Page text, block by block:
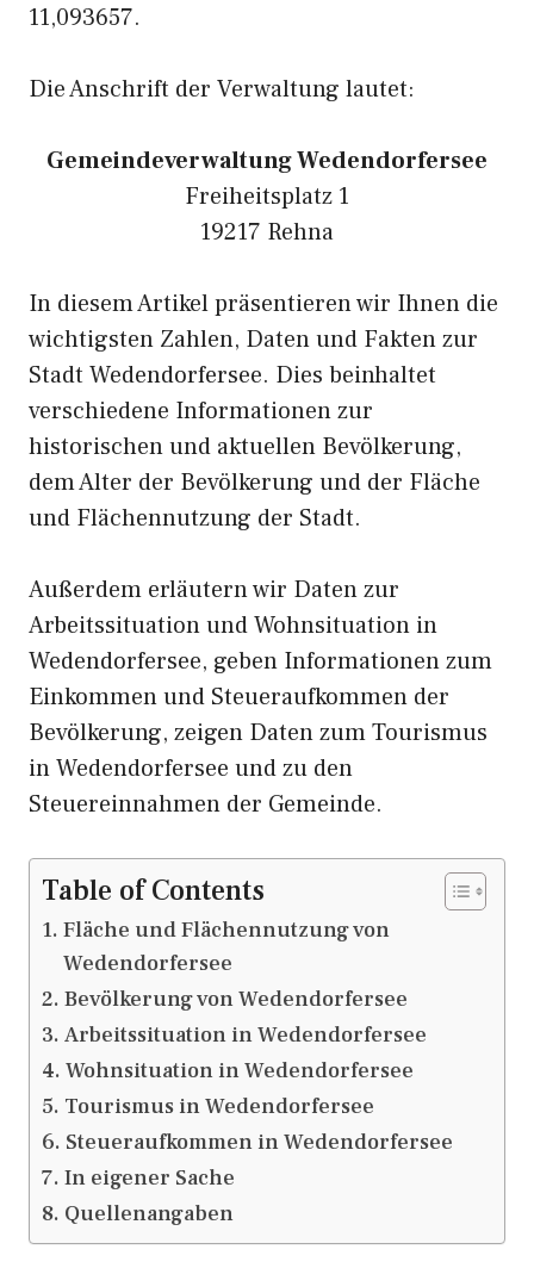
11,093657.
Die Anschrift der Verwaltung lautet:
Gemeindeverwaltung Wedendorfersee
Freiheitsplatz 1
19217 Rehna
In diesem Artikel präsentieren wir Ihnen die
wichtigsten Zahlen, Daten und Fakten zur
Stadt Wedendorfersee. Dies beinhaltet
verschiedene Informationen zur
historischen und aktuellen Bevölkerung,
dem Alter der Bevölkerung und der Fläche
und Flächennutzung der Stadt.
Außerdem erläutern wir Daten zur
Arbeitssituation und Wohnsituation in
Wedendorfersee, geben Informationen zum
Einkommen und Steueraufkommen der
Bevölkerung, zeigen Daten zum Tourismus
in Wedendorfersee und zu den
Steuereinnahmen der Gemeinde.
Table of Contents
Fläche und Flächennutzung von
Wedendorfersee
Bevölkerung von Wedendorfersee
Arbeitssituation in Wedendorfersee
Wohnsituation in Wedendorfersee
Tourismus in Wedendorfersee
Steueraufkommen in Wedendorfersee
In eigener Sache
Quellenangaben